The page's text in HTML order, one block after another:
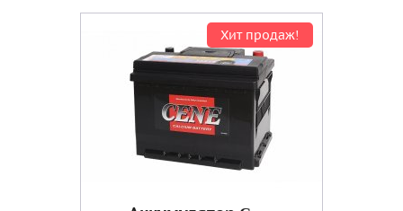
Хит продаж!